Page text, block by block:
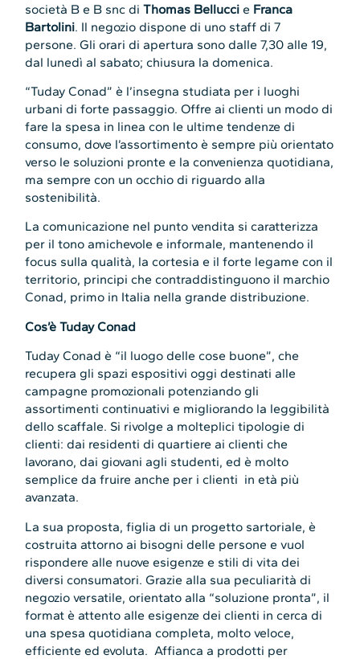
società B e B snc diThomas Bellucci e Franca
Bartolini. Il negozio dispone di uno staff di 7
persone. Gli orari di apertura sono dalle 7,30 alle 19,
dal lunedì al sabato; chiusura la domenica.
“Tuday Conad” è l’insegna studiata per i luoghi
urbani di forte passaggio. Offre ai clienti un modo di
fare la spesa in linea con le ultime tendenze di
consumo, dove l’assortimento è sempre più orientato
verso le soluzioni pronte e la convenienza quotidiana,
ma sempre con un occhio di riguardo alla
sostenibilità.
La comunicazione nel punto vendita si caratterizza
per il tono amichevole e informale, mantenendo il
focus sulla qualità, la cortesia e il forte legame con il
territorio, principi che contraddistinguono il marchio
Conad, primo in Italia nella grande distribuzione.
Cos’è Tuday Conad
Tuday Conad è “il luogo delle cose buone”, che
recupera gli spazi espositivi oggi destinati alle
campagne promozionali potenziando gli
assortimenti continuativi e migliorando la leggibilità
dello scaffale. Si rivolge a molteplici tipologie di
clienti: dai residenti di quartiere ai clienti che
lavorano, dai giovani agli studenti, ed è molto
semplice da fruire anche per i clienti in età più
avanzata.
La sua proposta, figlia di un progetto sartoriale, è
costruita attorno ai bisogni delle persone e vuol
rispondere alle nuove esigenze e stili di vita dei
diversi consumatori. Grazie alla sua peculiarità di
negozio versatile, orientato alla “soluzione pronta”, il
format è attento alle esigenze dei clienti in cerca di
una spesa quotidiana completa, molto veloce,
efficiente ed evoluta. Affianca a prodotti per